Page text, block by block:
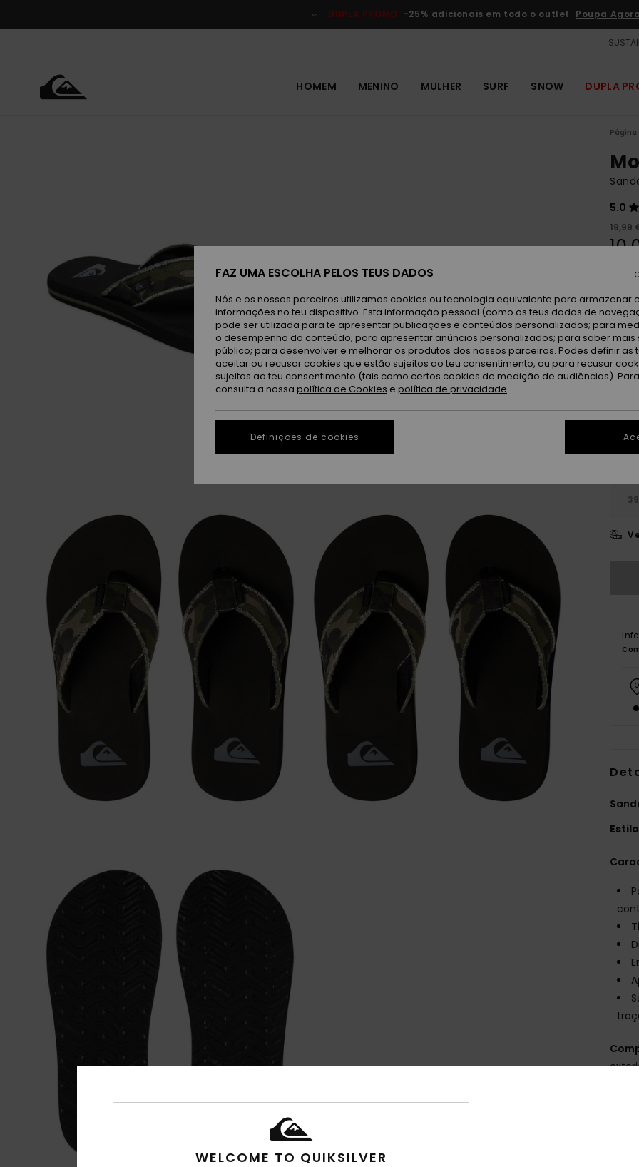
do
DUPLA PROMO -25% adicionais em todo o outlet Poupa Agora
HOMEM MENINO MULHER SURF SNOW DUPLA
Página
5.0
19,99
Cor
39
Estilo
WELCOME TO QUIKSILVER
FAZ UMA ESCOLHA PELOS TEUS DADOS
Nós e os nossos parceiros utilizamos cookies ou tecnologia equivalente para armazenar
informações no teu dispositivo. Esta informação pessoal (como os teus dados de
pode ser utilizada para te apresentar publicações e conteúdos personalizados; para
o desempenho do conteúdo; para apresentar anúncios personalizados; para saber mais
público; para desenvolver e melhorar os produtos dos nossos parceiros. Podes definir as
aceitar ou recusar cookies que estão sujeitos ao teu consentimento, ou para recusar
sujeitos ao teu consentimento (tais como certos cookies de medição de audiências).
consulta a nossa política de Cookies e política de privacidade
Definições de cookies